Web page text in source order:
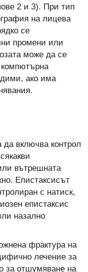
2 и 3). При тип
на лицева
се
промени или
може да се
ако има
да включва контрол
вътрешната
Епистаксисът
с натиск,
епистаксис
назално
фрактура на
лечение за
за отшумяване на